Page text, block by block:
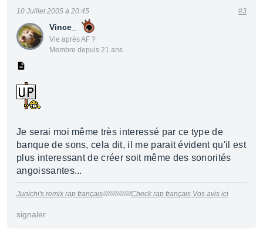
Vince_
Vie après AF ?
Membre depuis 21 ans
10 Juillet 2005 à 20:45 #3
Je serai moi même très interessé par ce type de
banque de sons, cela dit, il me parait évident qu'il est
plus interessant de créer soit même des sonorités
angoissantes...
Junichi's remix rap français////////////////Check rap français Vos avis ici
signaler